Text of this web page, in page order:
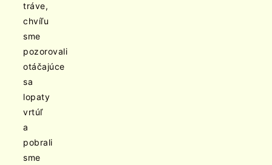
tráve,
chvíľu
sme
pozorovali
otáčajúce
sa
lopaty
vrtúľ
a
pobrali
sme